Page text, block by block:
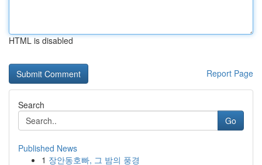
HTML is disabled
Report Page
Search
Go
Published News
1 장안동호빠, 그 밤의 풍경